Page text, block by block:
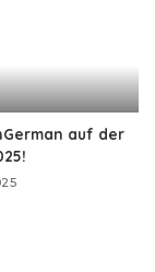
auf der